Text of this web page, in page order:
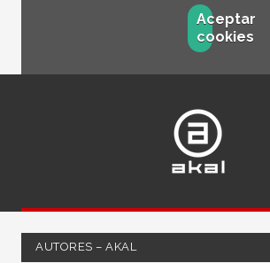
Aceptar
cookies
AUTORES – AKAL